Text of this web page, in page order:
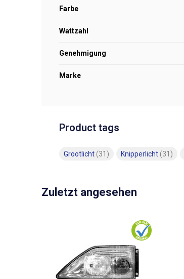
Farbe
Wattzahl
Genehmigung
Marke
Product tags
Grootlicht (31) Knipperlicht (31)
Zuletzt angesehen